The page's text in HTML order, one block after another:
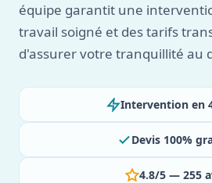
équipe garantit une
travail soigné et des tarifs
d'assurer votre tranquillité au
Intervention en
Devis 100%
4.8/5 — 255